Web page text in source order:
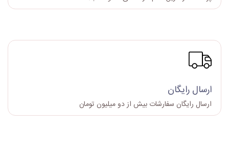
ارسال رایگان
ارسال رایگان سفارشات بیش از دو میلیون تومان